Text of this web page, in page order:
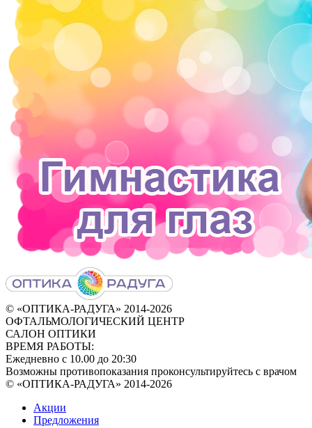
© «ОПТИКА-РАДУГА» 2014‑2026
ОФТАЛЬМОЛОГИЧЕСКИЙ ЦЕНТР
САЛОН ОПТИКИ
ВРЕМЯ РАБОТЫ:
Ежедневно с 10.00 до 20:30
Возможны противопоказания проконсультируйтесь с врачом
© «ОПТИКА-РАДУГА» 2014-2026
Акции
Предложения